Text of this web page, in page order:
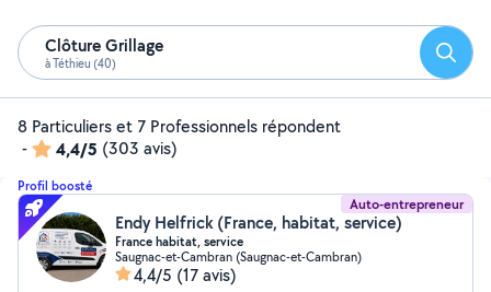
Clôture Grillage
à Téthieu (40)
8 Particuliers et 7 Professionnels répondent
-
4,4/5 (303 avis)
Profil boosté
Auto-entrepreneur
Endy Helfrick (France, habitat, service)
France habitat, service
Saugnac-et-Cambran (Saugnac-et-Cambran)
4,4/5 (17 avis)